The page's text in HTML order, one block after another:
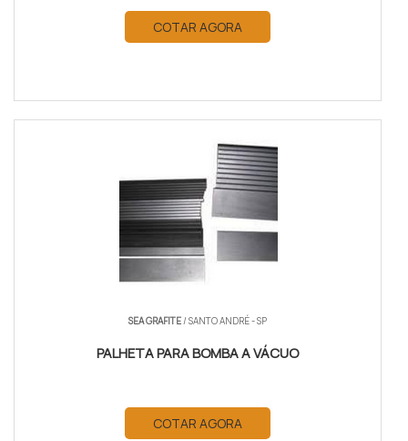
COTAR AGORA
SEA GRAFITE/ SANTO ANDRÉ - SP
PALHETA PARA BOMBA A VÁCUO
COTAR AGORA